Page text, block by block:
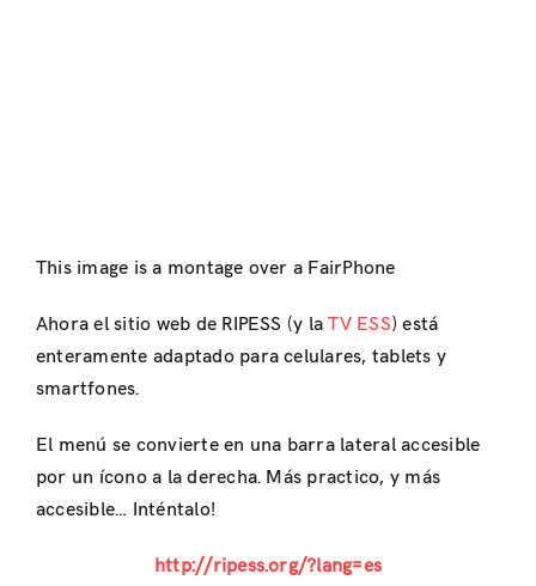
This image is a montage over a FairPhone
Ahora el sitio web de RIPESS (y laTV ESS) está
enteramente adaptado para celulares, tablets y
smartfones.
El menú se convierte en una barra lateral accesible
por un ícono a la derecha. Más practico, y más
accesible… Inténtalo!
http://ripess.org/?lang=es